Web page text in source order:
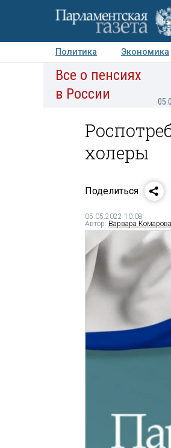
Политика Экономика
Авторы Персоны
Все о пенсиях
в России
холеры
Поделиться
05.05.2022 10:08
Автор: Варвара Комарова